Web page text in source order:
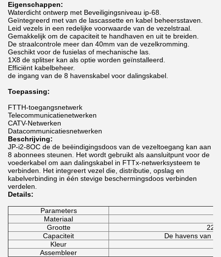
Eigenschappen:
Waterdicht ontwerp met Beveiligingsniveau ip-68.
Geïntegreerd met van de lascassette en kabel beheersstaven.
Leid vezels in een redelijke voorwaarde van de vezelstraal.
Gemakkelijk om de capaciteit te handhaven en uit te breiden.
De straalcontrole meer dan 40mm van de vezelkromming.
Geschikt voor de fusielas of mechanische las.
1X8 de splitser kan als optie worden geïnstalleerd.
Efficiënt kabelbeheer.
de ingang van de 8 havenskabel voor dalingskabel.
Toepassing:
FTTH-toegangsnetwerk
Telecommunicatienetwerken
CATV-Netwerken
Datacommunicatiesnetwerken
Beschrijving:
JP-i2-8OC de de beëindigingsdoos van de vezeltoegang kan aan
8 abonnees steunen. Het wordt gebruikt als aansluitpunt voor de
voederkabel om aan dalingskabel in FTTx-netwerksysteem te
verbinden. Het integreert vezel die, distributie, opslag en
kabelverbinding in één stevige beschermingsdoos verbinden
verdelen.
Details:
Parameters
Materiaal
Grootte
Capaciteit
De havens van
Kleur
Assembleer